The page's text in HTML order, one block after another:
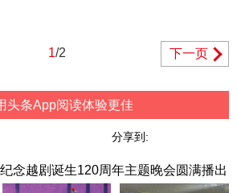
1/2 下一页
头条App阅读体验更佳
分享到:
纪念越剧诞生120周年主题晚会圆满播出